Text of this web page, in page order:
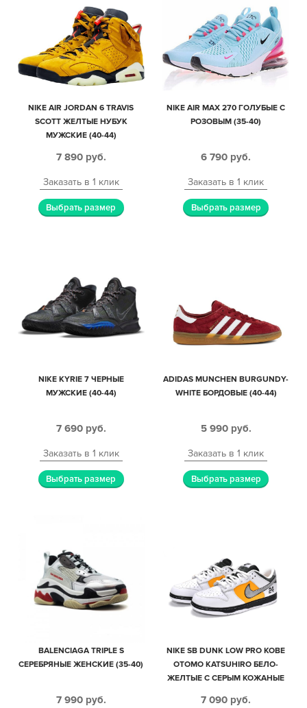
NIKE AIR JORDAN 6 TRAVIS
SCOTT ЖЕЛТЫЕ НУБУК
МУЖСКИЕ (40-44)
7 890 руб.
Заказать в 1 клик
Выбрать размер
NIKE AIR MAX 270 ГОЛУБЫЕ С
РОЗОВЫМ (35-40)
6 790 руб.
Заказать в 1 клик
Выбрать размер
NIKE KYRIE 7 ЧЕРНЫЕ
МУЖСКИЕ (40-44)
7 690 руб.
Заказать в 1 клик
Выбрать размер
ADIDAS MUNCHEN BURGUNDY-
WHITE БОРДОВЫЕ (40-44)
5 990 руб.
Заказать в 1 клик
Выбрать размер
BALENCIAGA TRIPLE S
СЕРЕБРЯНЫЕ ЖЕНСКИЕ (35-40)
7 990 руб.
NIKE SB DUNK LOW PRO KOBE
OTOMO KATSUHIRO БЕЛО-
ЖЕЛТЫЕ С СЕРЫМ КОЖАНЫЕ
7 090 руб.